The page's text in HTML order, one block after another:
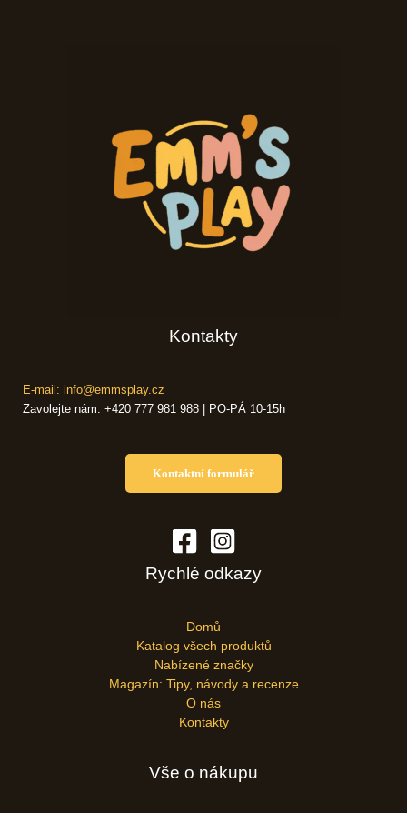
Kontakty
E-mail: info@emmsplay.cz
Zavolejte nám: +420 777 981 988 | PO-PÁ 10-15h
Kontaktní formulář
Rychlé odkazy
Domů
Katalog všech produktů
Nabízené značky
Magazín: Tipy, návody a recenze
O nás
Kontakty
Vše o nákupu